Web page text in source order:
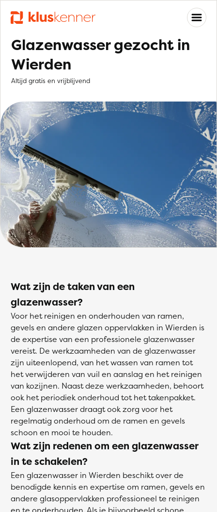
Glazenwasser gezocht in
Wierden
Altijd gratis en vrijblijvend
Wat zijn de taken van een
glazenwasser?
Voor het reinigen en onderhouden van ramen,
gevels en andere glazen oppervlakken in Wierden is
de expertise van een professionele glazenwasser
vereist. De werkzaamheden van de glazenwasser
zijn uiteenlopend, van het wassen van ramen tot
het verwijderen van vuil en aanslag en het reinigen
van kozijnen. Naast deze werkzaamheden, behoort
ook het periodiek onderhoud tot het takenpakket.
Een glazenwasser draagt ook zorg voor het
regelmatig onderhoud om de ramen en gevels
schoon en mooi te houden.
Wat zijn redenen om een glazenwasser
in te schakelen?
Een glazenwasser in Wierden beschikt over de
benodigde kennis en expertise om ramen, gevels en
andere glasoppervlakken professioneel te reinigen